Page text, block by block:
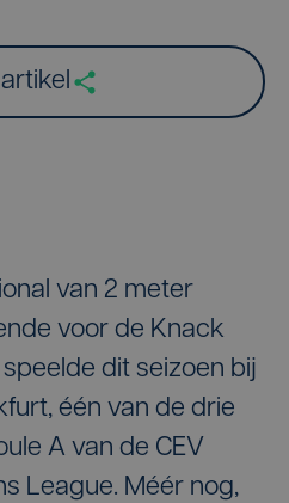
van 2 meter
voor de Knack
dit seizoen bij
één van de drie
A van de CEV
League. Méér nog,